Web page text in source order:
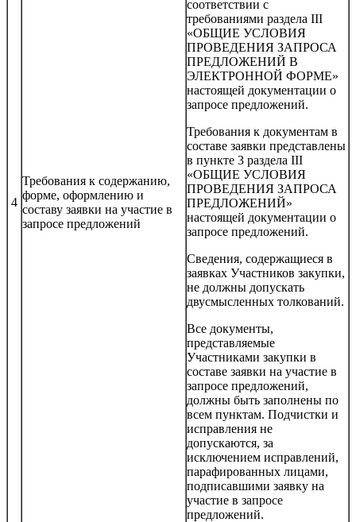
4
Требования к содержанию,
форме, оформлению и
составу заявки на участие в
запросе предложений
соответствии с
требованиями раздела III
«ОБЩИЕ УСЛОВИЯ
ПРОВЕДЕНИЯ ЗАПРОСА
ПРЕДЛОЖЕНИЙ В
ЭЛЕКТРОННОЙ ФОРМЕ»
настоящей документации о
запросе предложений.
Требования к документам в
составе заявки представлены
в пункте 3 раздела III
«ОБЩИЕ УСЛОВИЯ
ПРОВЕДЕНИЯ ЗАПРОСА
ПРЕДЛОЖЕНИЙ»
настоящей документации о
запросе предложений.
Сведения, содержащиеся в
заявках Участников закупки,
не должны допускать
двусмысленных толкований.
Все документы,
представляемые
Участниками закупки в
составе заявки на участие в
запросе предложений,
должны быть заполнены по
всем пунктам. Подчистки и
исправления не
допускаются, за
исключением исправлений,
парафированных лицами,
подписавшими заявку на
участие в запросе
предложений.